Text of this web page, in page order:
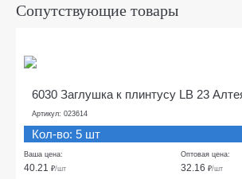
Сопутствующие товары
6030 Заглушка к плинтусу LB 23
Артикул: 023614
Кол-во: 5 шт
Ваша цена:
40.21 ₽/шт
Оптовая цена:
32.16 ₽/шт